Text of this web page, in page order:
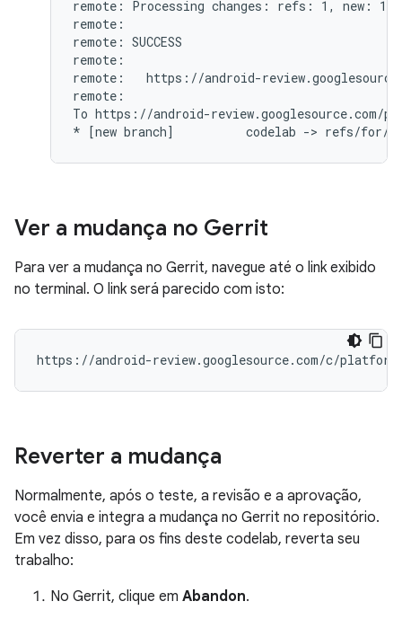
remote: Processing changes: refs: 1, new: 1,
remote:
remote: SUCCESS
remote:
remote:   https://android-
remote:
To https://android-review.googlesource.com/
Ver a mudança no Gerrit
Para ver a mudança no Gerrit, navegue até o link exibido
no terminal. O link será parecido com isto:
Reverter a mudança
Normalmente, após o teste, a revisão e a aprovação,
você envia e integra a mudança no Gerrit no repositório.
Em vez disso, para os fins deste codelab, reverta seu
trabalho:
No Gerrit, clique em Abandon.